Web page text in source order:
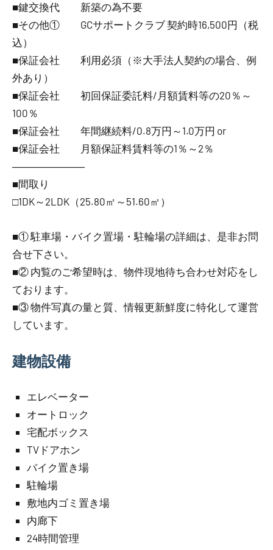
■鍵交換代 新築の為不要
■その他① GCサポートクラブ 契約時16,500円（税
込）
■保証会社 利用必須（※大手法人契約の場合、例
外あり）
■保証会社 初回保証委託料/月額賃料等の20％～
100％
■保証会社 年間継続料/0.8万円～1.0万円 or
■保証会社 月額保証料賃料等の1％～2％
―――――――
■間取り
□1DK～2LDK（25.80㎡～51.60㎡）
■① 駐車場・バイク置場・駐輪場の詳細は、是非お問
合せ下さい。
■② 内覧のご希望時は、物件現地待ち合わせ対応をし
ております。
■③ 物件写真の量と質、情報更新鮮度に特化して運営
しています。
建物設備
エレベーター
オートロック
宅配ボックス
TVドアホン
バイク置き場
駐輪場
敷地内ゴミ置き場
内廊下
24時間管理